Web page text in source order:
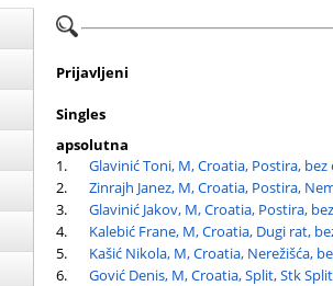
Prijavljeni
Singles
apsolutna
1.
Glavinić Toni, M, Croatia, Postira, bez
2.
Zinrajh Janez, M, Croatia, Postira,
3.
Glavinić Jakov, M, Croatia, Postira,
4.
Kalebić Frane, M, Croatia, Dugi rat,
5.
Kašić Nikola, M, Croatia, Nerežišća,
6.
Gović Denis, M, Croatia, Split, Stk Split